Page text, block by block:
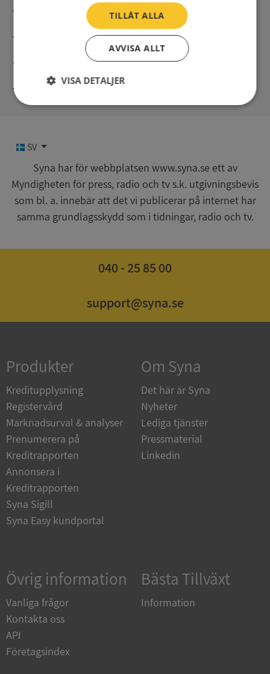
Inga kopior till omfrågad
Säker betalning med stripe
Direkt digital leverans
Syna - Kreditupplysningar sedan 1947
SV
Syna har för webbplatsen www.syna.se ett av
Myndigheten för press, radio och tv s.k. utgivningsbevis
som bl. a. innebär att det vi publicerar på internet har
samma grundlagsskydd som i tidningar, radio och tv.
040 - 25 85 00
support@syna.se
Produkter
Kreditupplysning
Registervård
Marknadsurval & analyser
Prenumerera på
Kreditrapporten
Annonsera i
Kreditrapporten
Syna Sigill
Syna Easy kundportal
Om Syna
Det här är Syna
Nyheter
Lediga tjänster
Pressmaterial
Linkedin
Övrig information
Vanliga frågor
Kontakta oss
API
Företagsindex
Bästa Tillväxt
Information
TILLÅT ALLA
AVVISA ALLT
VISA DETALJER
Strikt
Prestanda Inriktning
Funktioner Oklassificerade
Strikt nödvändigt Prestanda
Inriktning
Funktioner
Oklassificerade
och kontohantering. Webbplatsen kan inte
__RequestVerificationToken
Microsoft
de.syna.se
VISITOR_PRIVACY_METADATA
ASP.NET_SessionId
Privacy Policy